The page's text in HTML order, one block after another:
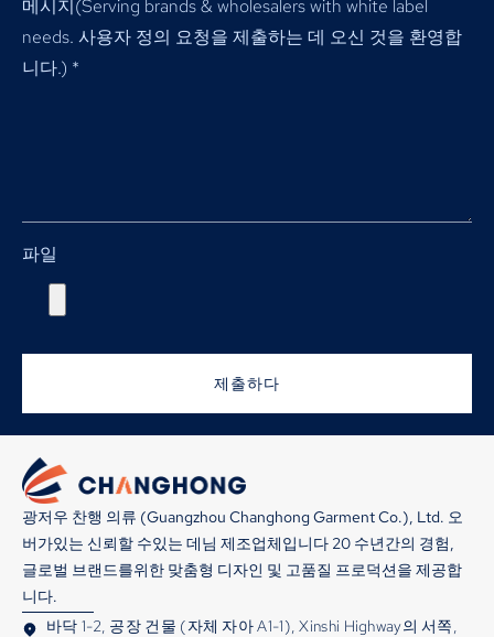
메시지(Serving brands & wholesalers with white label
needs. 사용자 정의 요청을 제출하는 데 오신 것을 환영합
니다.) *
파일
제출하다
광저우 찬행 의류 (Guangzhou Changhong Garment Co.), Ltd. 오
버가있는 신뢰할 수있는 데님 제조업체입니다 20 수년간의 경험,
글로벌 브랜드를위한 맞춤형 디자인 및 고품질 프로덕션을 제공합
니다.
바닥 1-2, 공장 건물 (자체 자아 A1-1), Xinshi Highway의 서쪽,